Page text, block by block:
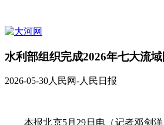
水利部组织完成2026年七大流
2026-05-30人民网-人民日报
本报北京5月29日电（记者邓剑洋